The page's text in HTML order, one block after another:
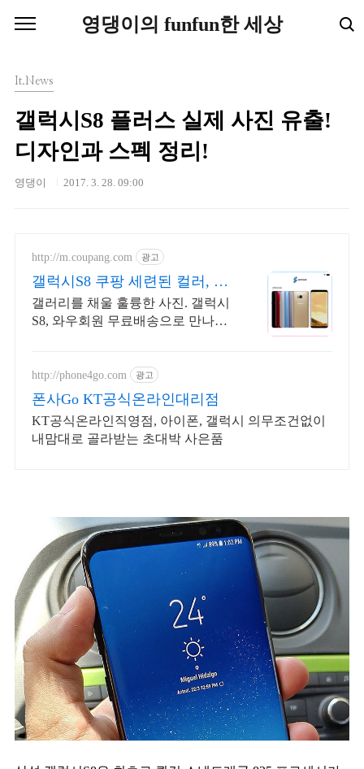
영댕이의 funfun한 세상
It.News
갤럭시S8 플러스 실제 사진 유출!
디자인과 스펙 정리!
영댕이 2017. 3. 28. 09:00
http://m.coupang.com 광고
갤럭시S8 쿠팡 세련된 컬러, 고
급진 디자인
갤러리를 채울 훌륭한 사진. 갤럭시
S8, 와우회원 무료배송으로 만나보
http://phone4go.com 광고
폰사Go KT공식온라인대리점
KT공식온라인직영점, 아이폰, 갤럭시 의무조건없이
내맘대로 골라받는 초대박 사은품